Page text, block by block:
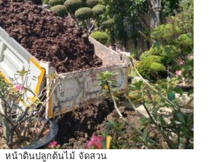
หน้าดินปลูกต้นไม้ จัดสวน